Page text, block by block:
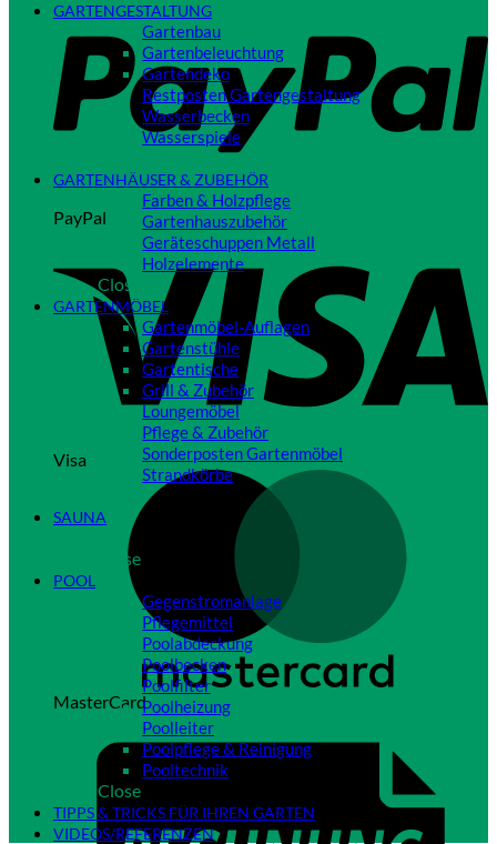
PayPal
Visa
MasterCard
GARTENGESTALTUNG
Gartenbau
Gartenbeleuchtung
Gartendeko
Restposten Gartengestaltung
Wasserbecken
Wasserspiele
GARTENHÄUSER & ZUBEHÖR
Farben & Holzpflege
Gartenhauszubehör
Geräteschuppen Metall
Holzelemente
Close
GARTENMÖBEL
Gartenmöbel-Auflagen
Gartenstühle
Gartentische
Grill & Zubehör
Loungemöbel
Pflege & Zubehör
Sonderposten Gartenmöbel
Strandkörbe
SAUNA
Close
POOL
Gegenstromanlage
Pflegemittel
Poolabdeckung
Poolbecken
Poolfilter
Poolheizung
Poolleiter
Poolpflege & Reinigung
Pooltechnik
Close
TIPPS & TRICKS FÜR IHREN GARTEN
VIDEOS/REFERENZEN